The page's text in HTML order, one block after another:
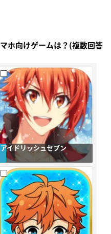
ホ向けゲームは？(複数回答
アイドリッシュセブン